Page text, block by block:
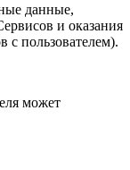
данные,
и оказания
с пользователем).
может